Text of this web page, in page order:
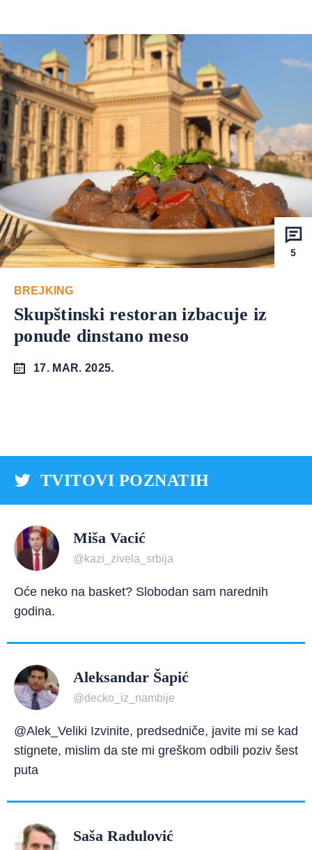
5
BREJKING
Skupštinski restoran izbacuje iz
ponude dinstano meso
17. MAR. 2025.
TVITOVI POZNATIH
Miša Vacić
@kazi_zivela_srbija
Oće neko na basket? Slobodan sam narednih
godina.
Aleksandar Šapić
@decko_iz_nambije
@Alek_Veliki Izvinite, predsedniče, javite mi se kad
stignete, mislim da ste mi greškom odbili poziv šest
puta
Saša Radulović